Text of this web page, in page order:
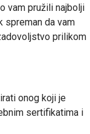
vam pružili najbolji
spreman da vam
prilikom
onog koji je
sertifikatima i